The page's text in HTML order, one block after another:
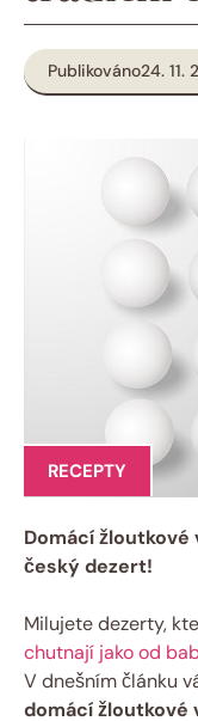
Publikováno24. 11.
RECEPTY
Domácí
český dezert!
Milujete dezerty,
chutnají jako od
V dnešním článku
domácí žloutkové